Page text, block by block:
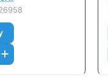
Черный